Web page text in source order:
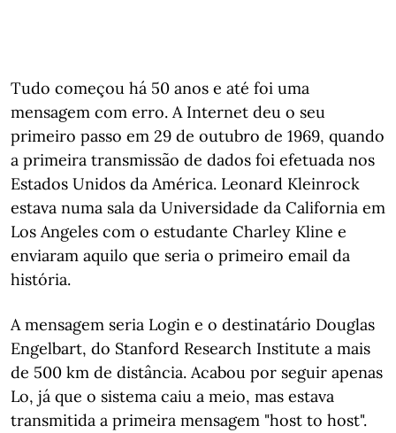
Tudo começou há 50 anos e até foi uma
mensagem com erro. A Internet deu o seu
primeiro passo em 29 de outubro de 1969, quando
a primeira transmissão de dados foi efetuada nos
Estados Unidos da América. Leonard Kleinrock
estava numa sala da Universidade da California em
Los Angeles com o estudante Charley Kline e
enviaram aquilo que seria o primeiro email da
história.
A mensagem seria Login e o destinatário Douglas
Engelbart, do Stanford Research Institute a mais
de 500 km de distância. Acabou por seguir apenas
Lo, já que o sistema caiu a meio, mas estava
transmitida a primeira mensagem "host to host".